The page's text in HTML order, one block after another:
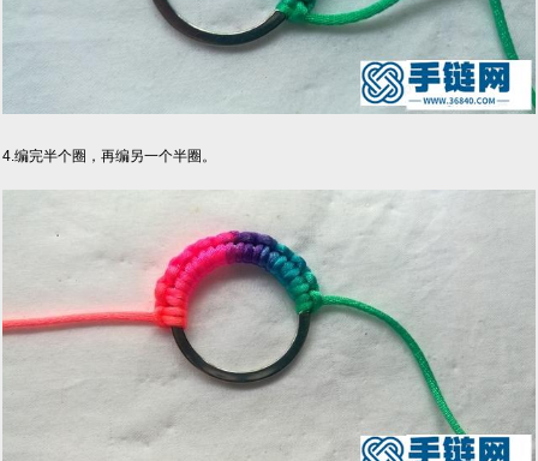
4.编完半个圈，再编另一个半圈。